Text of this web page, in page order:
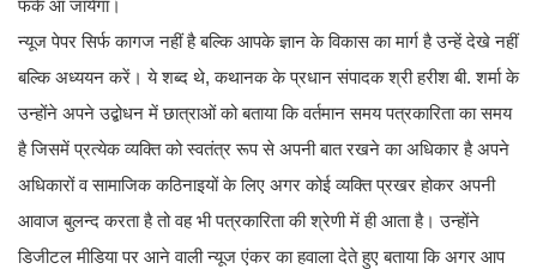
फर्क आ जायेगा।
न्यूज पेपर सिर्फ कागज नहीं है बल्कि आपके ज्ञान के विकास का मार्ग है उन्हें देखे नहीं
बल्कि अध्ययन करें। ये शब्द थे, कथानक के प्रधान संपादक श्री हरीश बी. शर्मा के
उन्होंने अपने उद्बोधन में छात्राओं को बताया कि वर्तमान समय पत्रकारिता का समय
है जिसमें प्रत्येक व्यक्ति को स्वतंत्र रूप से अपनी बात रखने का अधिकार है अपने
अधिकारों व सामाजिक कठिनाइयों के लिए अगर कोई व्यक्ति प्रखर होकर अपनी
आवाज बुलन्द करता है तो वह भी पत्रकारिता की श्रेणी में ही आता है। उन्होंने
डिजीटल मीडिया पर आने वाली न्यूज एंकर का हवाला देते हुए बताया कि अगर आप